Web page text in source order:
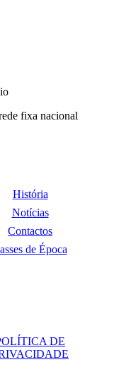
fixa nacional
História
Notícias
Contactos
de Época
DE